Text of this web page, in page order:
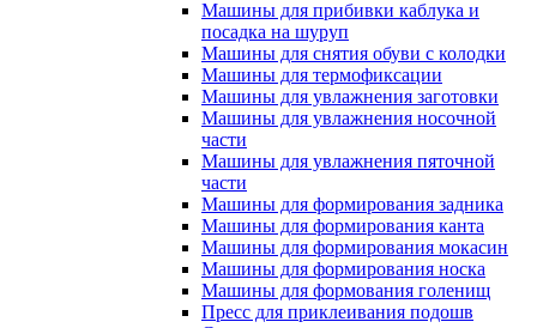
Машины для прибивки каблука и
посадка на шуруп
Машины для снятия обуви с колодки
Машины для термофиксации
Машины для увлажнения заготовки
Машины для увлажнения носочной
части
Машины для увлажнения пяточной
части
Машины для формирования задника
Машины для формирования канта
Машины для формирования мокасин
Машины для формирования носка
Машины для формования голенищ
Пресс для приклеивания подошв